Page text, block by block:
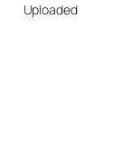
Uploaded